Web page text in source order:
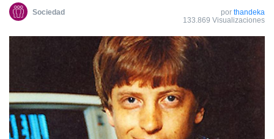
Sociedad por thandeka
133.869 Visualizaciones